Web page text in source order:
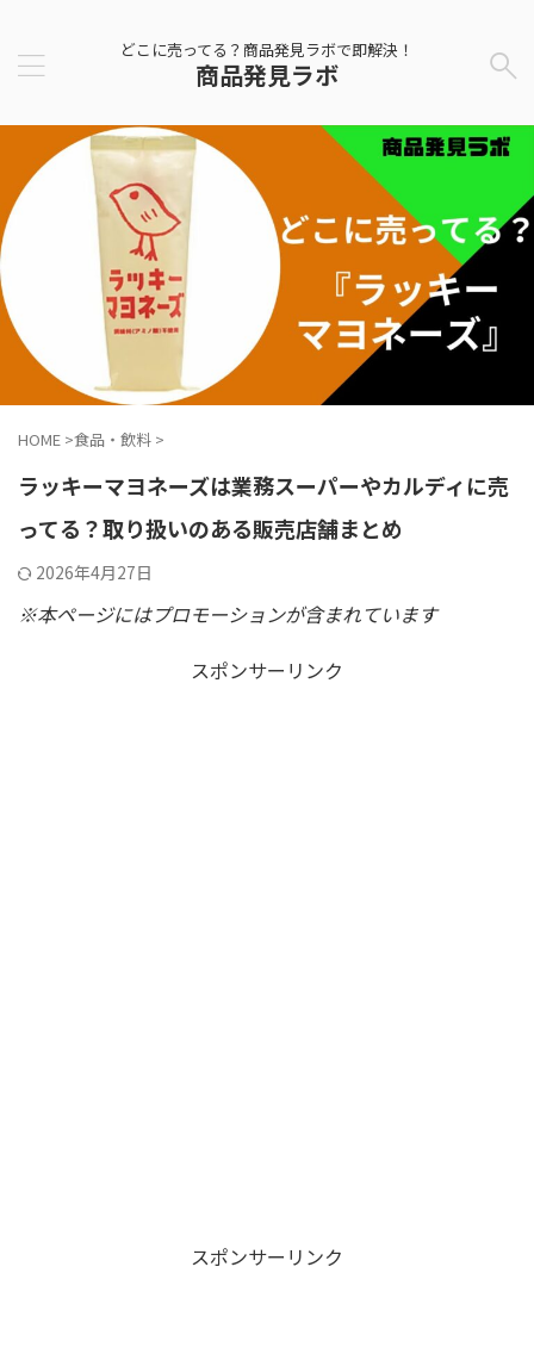
どこに売ってる？商品発見ラボで即解決！
商品発見ラボ
HOME >食品・飲料 >
ラッキーマヨネーズは業務スーパーやカルディに売
ってる？取り扱いのある販売店舗まとめ
2026年4月27日
※本ページにはプロモーションが含まれています
スポンサーリンク
スポンサーリンク